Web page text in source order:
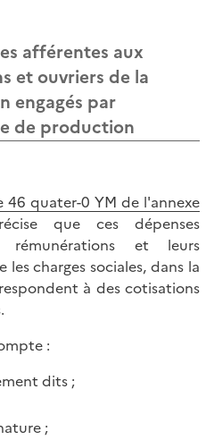
afférentes aux
et ouvriers de la
engagés par
de production
46 quater-0 YM de l'annexe
que ces dépenses
rémunérations et leurs
les charges sociales, dans la
à des cotisations
:
dits ;
;